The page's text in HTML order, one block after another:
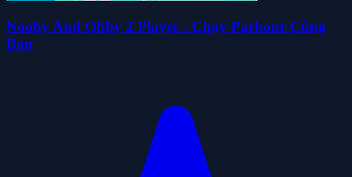
Nooby And Obby 2 Player - Chạy Parkour Cùng
Bạn